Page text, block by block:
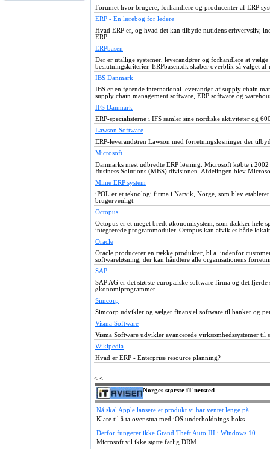
Forumet hvor brugere, forhandlere og producenter af ERP
ERP - En lærebog for ledere
Hvad ERP er, og hvad det kan tilbyde nutidens erhvervsliv,
ERP.
ERPbasen
Der er utallige systemer, leverandører og forhandlere at
beslutningskriterier. ERPbasen.dk skaber overblik så valget
IBS Danmark
IBS er en førende international leverandør af supply chain
supply chain management software, ERP software og
IFS Danmark
ERP-specialisterne i IFS samler sine nordiske aktiviteter og
Lawson Software
ERP-leverandøren Lawson med forretningsløsninger der
Microsoft
Danmarks mest udbredte ERP løsning. Microsoft købte i
Business Solutions (MBS) divisionen. Afdelingen blev
Mime ERP system
iPOL er et teknologi firma i Narvik, Norge, som blev
brugervenligt.
Octopus
Octopus er et meget bredt økonomisystem, som dækker
integrerede programmoduler. Octopus kan afvikles både
Oracle
Oracle producerer en række produkter, bl.a. indenfor
softwareløsning, der kan håndtere alle organisationens
SAP
SAP AG er det største europæiske software firma og det
økonomiprogrammer.
Simcorp
Simcorp udvikler og sælger finansiel software til banker og
Visma Software
Visma Software udvikler avancerede virksomhedssystemer
Wikipedia
Hvad er ERP - Enterprise resource planning?
< <
Norges største iT netsted
Nå skal Apple lansere et produkt vi har ventet lenge på
Klare til å ta over stua med iOS underholdnings-boks.
Derfor fungerer ikke Grand Theft Auto III i Windows 10
Microsoft vil ikke støtte farlig DRM.